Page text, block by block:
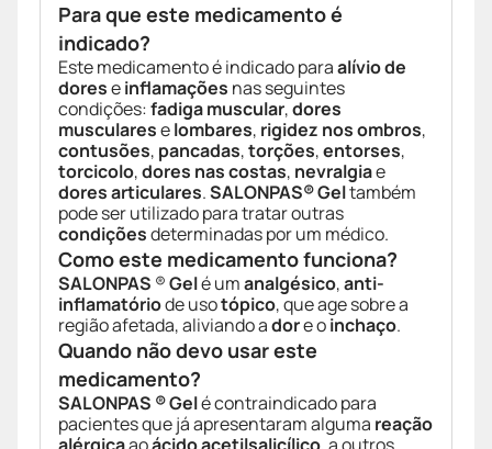
Para que este medicamento é
indicado?
Este medicamento é indicado paraalívio de
doreseinflamações nas seguintes
condições:fadiga muscular,dores
musculareselombares, rigidez nos ombros,
contusões, pancadas,torções,entorses,
torcicolo,dores nas costas, nevralgiae
dores articulares.SALONPAS® Geltambém
pode ser utilizado para tratar outras
condiçõesdeterminadas por um médico.
Como este medicamento funciona?
SALONPAS ®Gelé umanalgésico,anti-
inflamatóriode usotópico, que age sobre a
região afetada, aliviando adore oinchaço.
Quando não devo usar este
medicamento?
SALONPAS ® Gelé contraindicado para
pacientes que já apresentaram alguma reação